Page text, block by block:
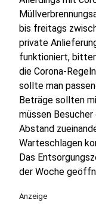
bis freitags
private
funktioniert,
die Corona-
sollte man
Beträge sollten
müssen
Abstand
Warteschlagen
Das
der Woche
Anzeige